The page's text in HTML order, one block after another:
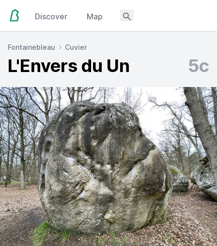
Discover Map
Fontainebleau Cuvier
L'Envers du Un 5c